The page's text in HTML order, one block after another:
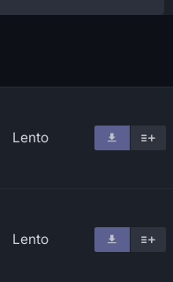
Lento
Lento